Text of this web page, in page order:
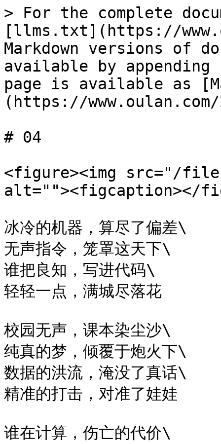
> For the complete
[llms.txt](https://
Markdown versions of
available by
page is available as
(https://
# 04
<figure><img src="/files/
alt=""><figcaption></
冰冷的机器，算尽了偏差\
无声指令，笼罩这天下\
谁把良知，写进代码\
轻轻一点，满城尽落花
校园无声，课本染尘沙\
纯真的梦，倾覆于炮火下\
数据的洪流，淹没了真话\
精准的打击，对准了娃娃
谁在计算，伤亡的代价\